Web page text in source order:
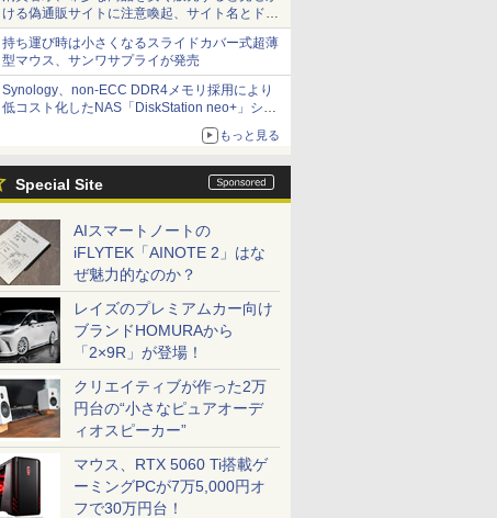
ける偽通販サイトに注意喚起、サイト名とドメ
イン名を公表
持ち運び時は小さくなるスライドカバー式超薄
型マウス、サンワサプライが発売
Synology、non-ECC DDR4メモリ採用により
低コスト化したNAS「DiskStation neo+」シリ
ーズ 予算を抑えて導入でき、ECCメモリへの
もっと見る
Special Site
AIスマートノートの
iFLYTEK「AINOTE 2」はな
ぜ魅力的なのか？
レイズのプレミアムカー向け
ブランドHOMURAから
「2×9R」が登場！
クリエイティブが作った2万
円台の“小さなピュアオーデ
ィオスピーカー”
マウス、RTX 5060 Ti搭載ゲ
ーミングPCが7万5,000円オ
フで30万円台！